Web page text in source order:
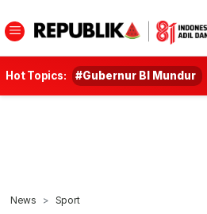
Hot Topics: #Gubernur BI Mundur
News Sport